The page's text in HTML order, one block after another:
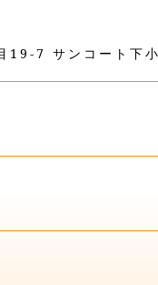
19-7 サンコート下